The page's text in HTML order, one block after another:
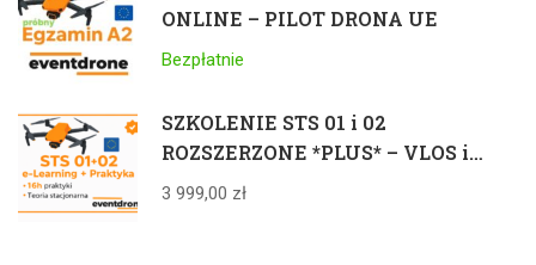
ONLINE – PILOT DRONA UE
Bezpłatnie
SZKOLENIE STS 01 i 02
ROZSZERZONE *PLUS* – VLOS i
BVLOS 25kg – ELEARNING +
3 999,00 zł